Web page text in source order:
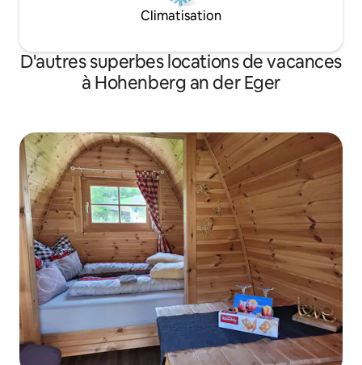
Climatisation
D'autres superbes locations de vacances
à Hohenberg an der Eger